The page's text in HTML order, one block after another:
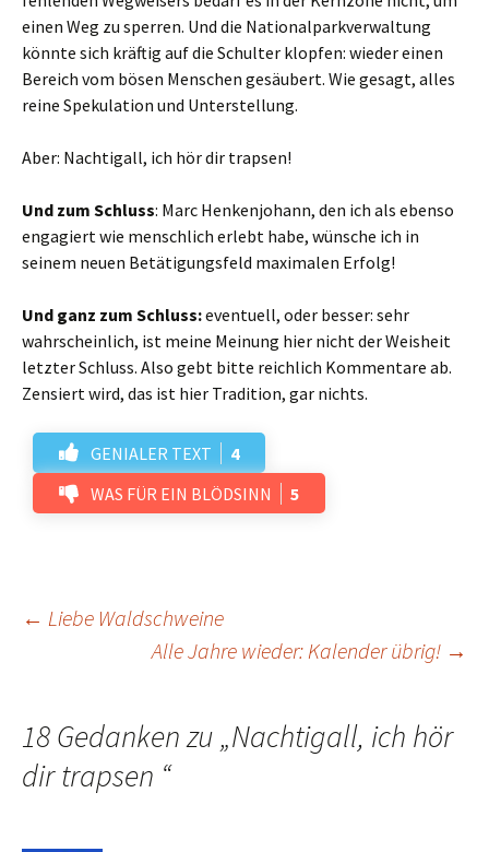
einen Weg zu sperren. Und die Nationalparkverwaltung
könnte sich kräftig auf die Schulter klopfen: wieder einen
Bereich vom bösen Menschen gesäubert. Wie gesagt, alles
reine Spekulation und Unterstellung.
Aber: Nachtigall, ich hör dir trapsen!
Und zum Schluss: Marc Henkenjohann, den ich als ebenso
engagiert wie menschlich erlebt habe, wünsche ich in
seinem neuen Betätigungsfeld maximalen Erfolg!
Und ganz zum Schluss:eventuell, oder besser: sehr
wahrscheinlich, ist meine Meinung hier nicht der Weisheit
letzter Schluss. Also gebt bitte reichlich Kommentare ab.
Zensiert wird, das ist hier Tradition, gar nichts.
GENIALER TEXT
4
WAS FÜR EIN BLÖDSINN
5
Beitrags-
← Liebe Waldschweine
Alle Jahre wieder: Kalender übrig! →
18 Gedanken zu „Nachtigall, ich hör
dir trapsen “